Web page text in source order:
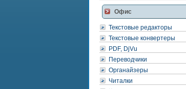
Офис
Текстовые редакторы
Текстовые конвертеры
PDF, DjVu
Переводчики
Органайзеры
Читалки